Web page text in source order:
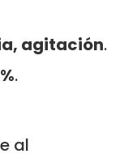
agitación.
.
al